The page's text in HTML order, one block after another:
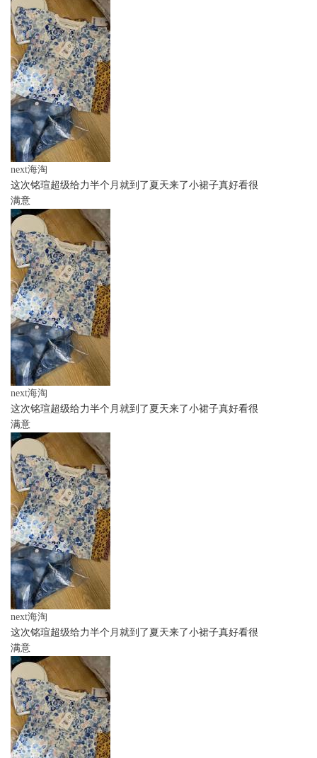
next海淘
这次铭瑄超级给力半个月就到了夏天来了小裙子真好看很
满意
next海淘
这次铭瑄超级给力半个月就到了夏天来了小裙子真好看很
满意
next海淘
这次铭瑄超级给力半个月就到了夏天来了小裙子真好看很
满意